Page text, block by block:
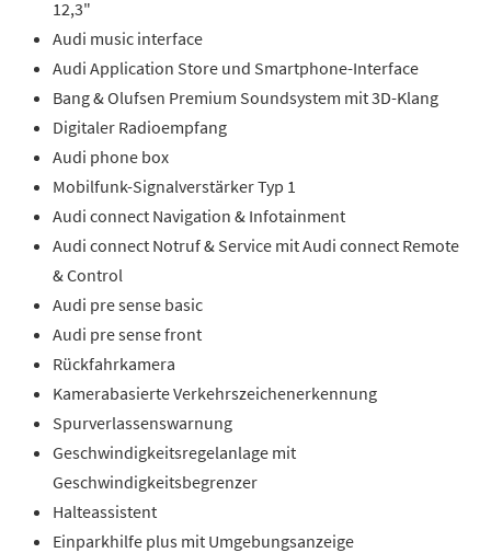
12,3"
Audi music interface
Audi Application Store und Smartphone-Interface
Bang & Olufsen Premium Soundsystem mit 3D-Klang
Digitaler Radioempfang
Audi phone box
Mobilfunk-Signalverstärker Typ 1
Audi connect Navigation & Infotainment
Audi connect Notruf & Service mit Audi connect Remote
& Control
Audi pre sense basic
Audi pre sense front
Rückfahrkamera
Kamerabasierte Verkehrszeichenerkennung
Spurverlassenswarnung
Geschwindigkeitsregelanlage mit
Geschwindigkeitsbegrenzer
Halteassistent
Einparkhilfe plus mit Umgebungsanzeige